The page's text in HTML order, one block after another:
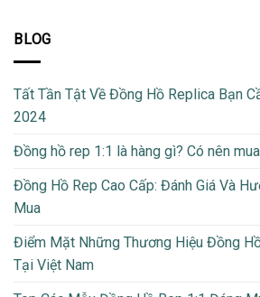
BLOG
Tất Tần Tật Về Đồng Hồ Replica Bạn
2024
Đồng hồ rep 1:1 là hàng gì? Có nên
Đồng Hồ Rep Cao Cấp: Đánh Giá Và
Mua
Điểm Mặt Những Thương Hiệu Đồng
Tại Việt Nam